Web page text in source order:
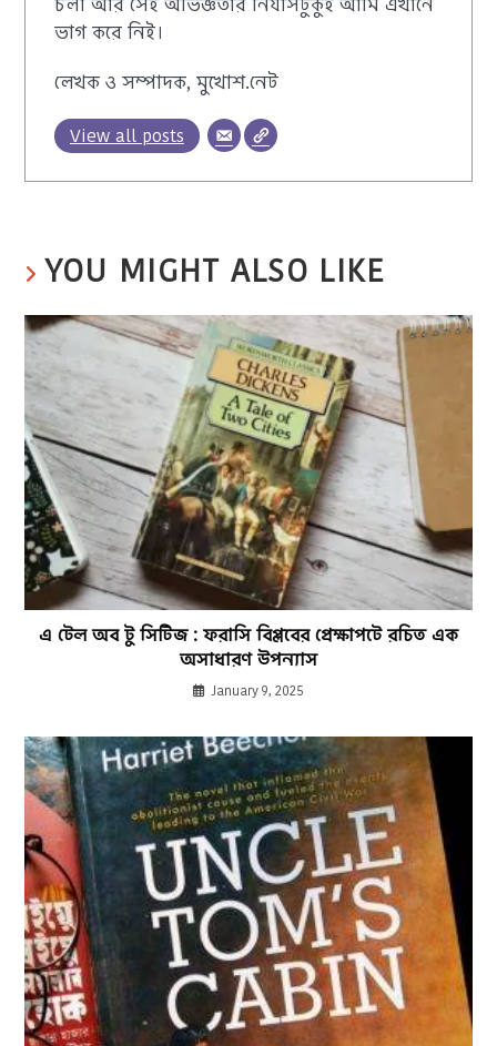
ভাগ করে নিই।
লেখক ও সম্পাদক, মুখোশ.নেট
View all posts
YOU MIGHT ALSO LIKE
এ টেল অব টু সিটিজ : ফরাসি বিপ্লবের প্রেক্ষাপটে রচিত এক
অসাধারণ উপন্যাস
January 9, 2025